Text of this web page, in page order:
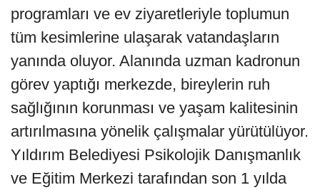
programları ve ev ziyaretleriyle toplumun
tüm kesimlerine ulaşarak vatandaşların
yanında oluyor. Alanında uzman kadronun
görev yaptığı merkezde, bireylerin ruh
sağlığının korunması ve yaşam kalitesinin
artırılmasına yönelik çalışmalar yürütülüyor.
Yıldırım Belediyesi Psikolojik Danışmanlık
ve Eğitim Merkezi tarafından son 1 yılda